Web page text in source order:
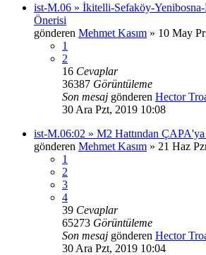
ist-M.06 » İkitelli-Sefaköy-
Önerisi
gönderen Mehmet Kasım » 10 May
1
2
16 Cevaplar
36387 Görüntüleme
Son mesaj gönderen Hector
30 Ara Pzt, 2019 10:08
ist-M.06:02 » M2 Hattından
gönderen Mehmet Kasım » 21 Haz
1
2
3
4
39 Cevaplar
65273 Görüntüleme
Son mesaj gönderen Hector
30 Ara Pzt, 2019 10:04